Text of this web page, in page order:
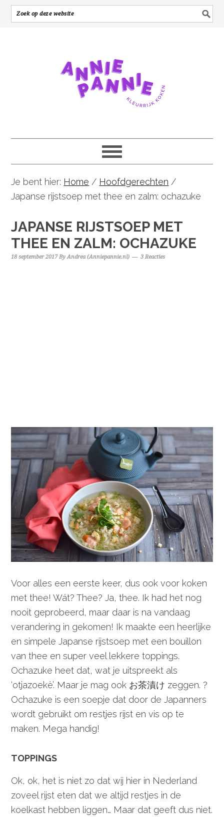
Je bent hier: Home / Hoofdgerechten /
Japanse rijstsoep met thee en zalm: ochazuke
JAPANSE RIJSTSOEP MET
THEE EN ZALM: OCHAZUKE
18 september 2017ByAndrea (Anniepannie.nl) 3 Reacties
Voor alles een eerste keer, dus ook voor koken
met thee! Wát? Thee? Ja, thee. Ik had het nog
nooit geprobeerd, maar daar is na vandaag
verandering in gekomen! Ik maakte een heerlijke
en simpele Japanse rijstsoep met een bouillon
van thee en super veel lekkere toppings.
Ochazuke heet dat, wat je uitspreekt als
‘otjazoekè’. Maar je mag ook お茶漬け zeggen. ?
Ochazuke is een soepje dat door de Japanners
wordt gebruikt om restjes rijst en vis op te
maken. Mega handig!
TOPPINGS
Ok, ok, het is niet zo dat wij hier in Nederland
zoveel rijst eten dat we altijd restjes in de
koelkast hebben liggen… Maar dat geeft dus niet.